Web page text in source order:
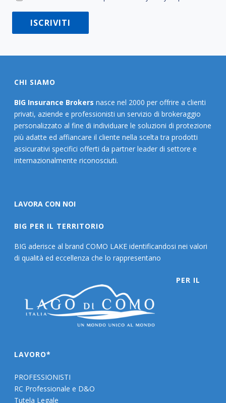
CHI SIAMO
BIG Insurance Brokers nasce nel 2000 per offrire a clienti
privati, aziende e professionisti un servizio di brokeraggio
personalizzato al fine di individuare le soluzioni di protezione
più adatte ed affiancare il cliente nella scelta tra prodotti
assicurativi specifici offerti da partner leader di settore e
internazionalmente riconosciuti.
LAVORA CON NOI
BIG PER IL TERRITORIO
BIG aderisce al brand COMO LAKE identificandosi nei valori
di qualità ed eccellenza che lo rappresentano
PER IL
LAVORO*
PROFESSIONISTI
RC Professionale e D&O
Tutela Legale